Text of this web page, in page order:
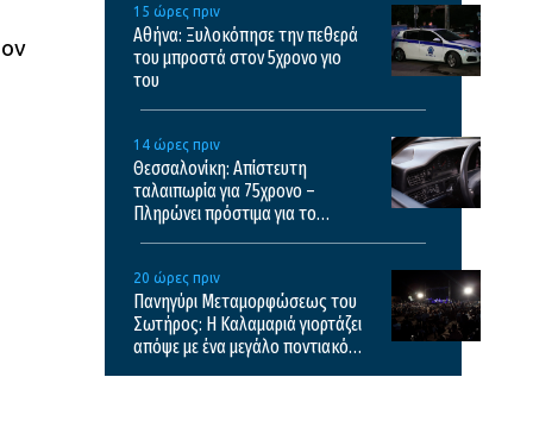
15 ώρες πριν
Αθήνα: Ξυλοκόπησε την πεθερά
του μπροστά στον 5χρονο γιο
του
14 ώρες πριν
Θεσσαλονίκη: Απίστευτη
ταλαιπωρία για 75χρονο –
Πληρώνει πρόστιμα για το
20 ώρες πριν
Πανηγύρι Μεταμορφώσεως του
Σωτήρος: Η Καλαμαριά γιορτάζει
απόψε με ένα μεγάλο ποντιακό